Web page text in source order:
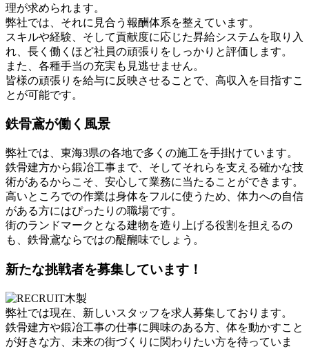
理が求められます。
弊社では、それに見合う報酬体系を整えています。
スキルや経験、そして貢献度に応じた昇給システムを取り入
れ、長く働くほど社員の頑張りをしっかりと評価します。
また、各種手当の充実も見逃せません。
皆様の頑張りを給与に反映させることで、高収入を目指すこ
とが可能です。
鉄骨鳶が働く風景
弊社では、東海3県の各地で多くの施工を手掛けています。
鉄骨建方から鍛冶工事まで、そしてそれらを支える確かな技
術があるからこそ、安心して業務に当たることができます。
高いところでの作業は身体をフルに使うため、体力への自信
がある方にはぴったりの職場です。
街のランドマークとなる建物を造り上げる役割を担えるの
も、鉄骨鳶ならではの醍醐味でしょう。
新たな挑戦者を募集しています！
弊社では現在、新しいスタッフを求人募集しております。
鉄骨建方や鍛冶工事の仕事に興味のある方、体を動かすこと
が好きな方、未来の街づくりに関わりたい方を待っていま